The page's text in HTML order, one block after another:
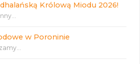
Królową Miodu 2026!
w Poroninie